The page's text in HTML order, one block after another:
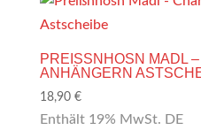
PREISSNHOSN MADL –
NHÄNGERN
18,90 €
Enthält 19% MwSt. DE